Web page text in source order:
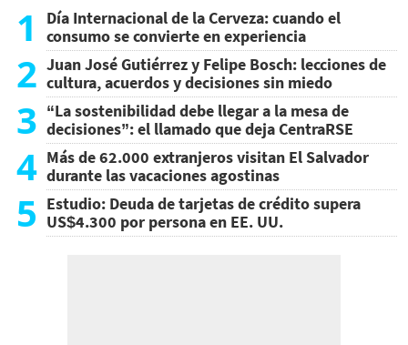
1
Día Internacional de la Cerveza: cuando el
consumo se convierte en experiencia
2 Juan José Gutiérrez y Felipe Bosch: lecciones de
cultura, acuerdos y decisiones sin miedo
3 “La sostenibilidad debe llegar a la mesa de
decisiones”: el llamado que deja CentraRSE
4 Más de 62.000 extranjeros visitan El Salvador
durante las vacaciones agostinas
5 Estudio: Deuda de tarjetas de crédito supera
US$4.300 por persona en EE. UU.